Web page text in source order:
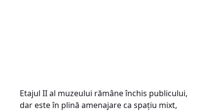
Etajul II al muzeului rămâne închis publicului,
dar este în plină amenajare ca spațiu mixt,